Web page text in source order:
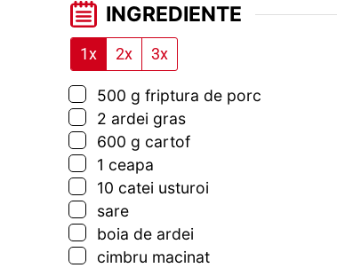
INGREDIENTE
1x 2x 3x
▢
500 g friptura de porc
▢
2 ardei gras
▢
600 g cartof
▢
1 ceapa
▢
10 catei usturoi
▢
sare
▢
boia de ardei
▢
cimbru macinat